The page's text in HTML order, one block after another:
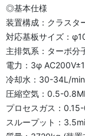
◎基本仕様
装置構成：クラスタ
対応基板サイズ：
主排気系：ターボ分
電力：3φ
冷却水：30-34L/
圧縮空気：0.5-
プロセスガス：
スループット：